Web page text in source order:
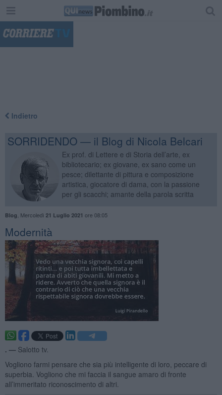
Indietro
SORRIDENDO — il Blog di Nicola Belcari
Ex prof. di Lettere e di Storia dell’arte, ex
bibliotecario; ex giovane, ex sano come un
pesce; dilettante di pittura e composizione
artistica, giocatore di dama, con la passione
per gli scacchi; amante della parola scritta
Blog Mercoledì 21 Luglio 2021 ore 08:05
Modernità
. — Salotto tv.
Vogliono farmi pensare che sia più intelligente di loro, peccare di
superbia. Vogliono che mi faccia il sangue amaro di fronte
all’immeritato riconoscimento di altri.